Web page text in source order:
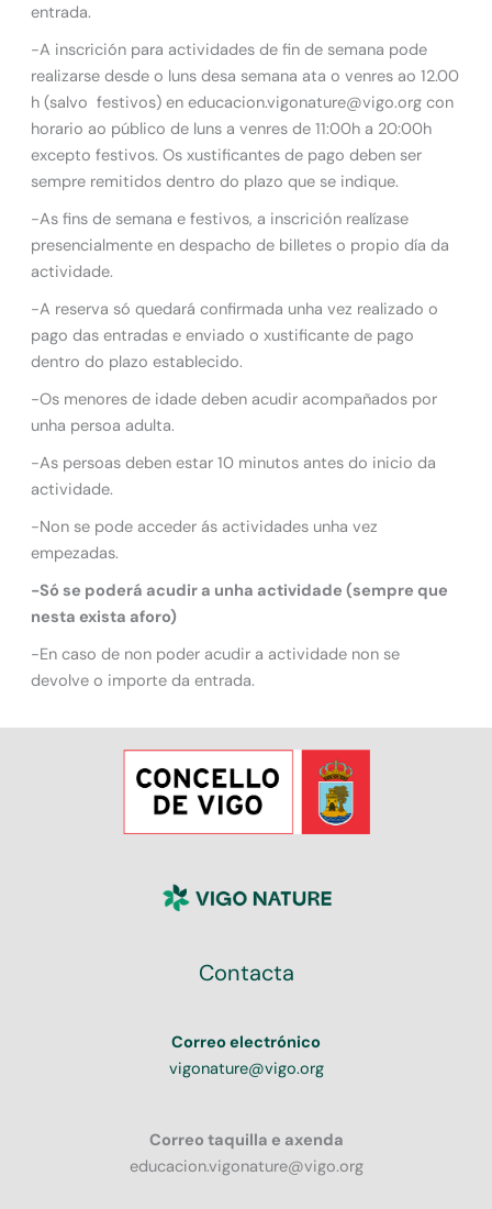
entrada.
-A inscrición para actividades de fin de semana pode
realizarse desde o luns desa semana ata o venres ao 12.00
h (salvo festivos) en educacion.vigonature@vigo.org con
horario ao público de luns a venres de 11:00h a 20:00h
excepto festivos. Os xustificantes de pago deben ser
sempre remitidos dentro do plazo que se indique.
-As fins de semana e festivos, a inscrición realízase
presencialmente en despacho de billetes o propio día da
actividade.
-A reserva só quedará confirmada unha vez realizado o
pago das entradas e enviado o xustificante de pago
dentro do plazo establecido.
-Os menores de idade deben acudir acompañados por
unha persoa adulta.
-As persoas deben estar 10 minutos antes do inicio da
actividade.
-Non se pode acceder ás actividades unha vez
empezadas.
-Só se poderá acudir a unha actividade (sempre que
nesta exista aforo)
-En caso de non poder acudir a actividade non se
devolve o importe da entrada.
Contacta
Correo electrónico
vigonature@vigo.org
Correo taquilla e axenda
educacion.vigonature@vigo.org